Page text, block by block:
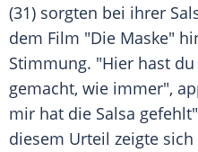
(31) sorgten bei ihrer
dem Film "Die Maske"
Stimmung. "Hier hast
gemacht, wie immer",
mir hat die Salsa
diesem Urteil zeigte sich